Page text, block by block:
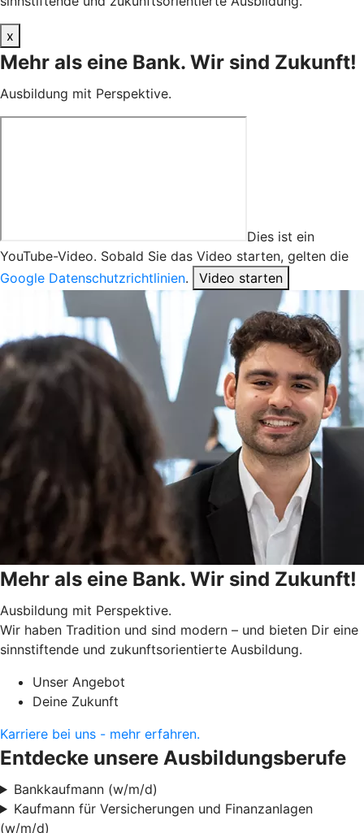
x
Mehr als eine Bank. Wir sind Zukunft!
Ausbildung mit Perspektive.
Dies ist ein
YouTube-Video. Sobald Sie das Video starten, gelten die
Google Datenschutzrichtlinien. Video starten
Mehr als eine Bank. Wir sind Zukunft!
Ausbildung mit Perspektive.
Wir haben Tradition und sind modern – und bieten Dir eine
sinnstiftende und zukunftsorientierte Ausbildung.
Unser Angebot
Deine Zukunft
Karriere bei uns - mehr erfahren.
Entdecke unsere Ausbildungsberufe
Bankkaufmann (w/m/d)
Kaufmann für Versicherungen und Finanzanlagen
(w/m/d)